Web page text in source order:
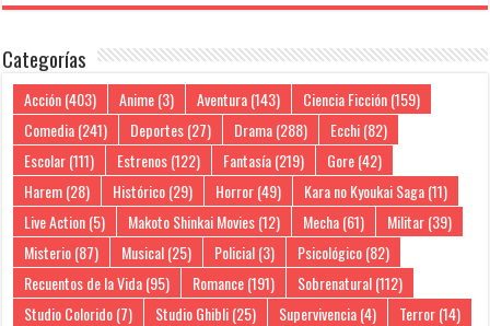
Categorías
Acción(403) Anime(3) Aventura(143) Ciencia Ficción(159)
Comedia(241) Deportes(27) Drama(288) Ecchi(82)
Escolar(111) Estrenos(122) Fantasía(219) Gore(42)
Harem(28) Histórico(29) Horror(49) Kara no Kyoukai Saga(11)
Live Action(5) Makoto Shinkai Movies(12) Mecha(61) Militar(39)
Misterio(87) Musical(25) Policial(3) Psicológico(82)
Recuentos de la Vida(95) Romance(191) Sobrenatural(112)
Studio Colorido(7) Studio Ghibli(25) Supervivencia(4) Terror(14)